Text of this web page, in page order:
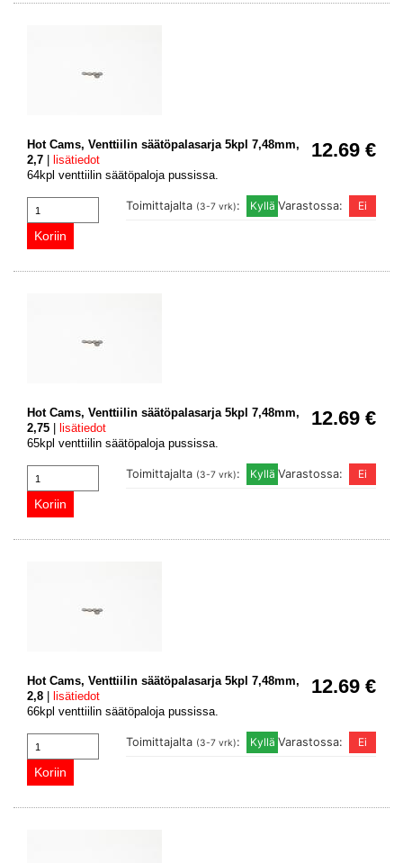
12.69 €
Hot Cams, Venttiilin säätöpalasarja 5kpl 7,48mm,
2,7
lisätiedot
64kpl venttiilin säätöpaloja pussissa.
Varastossa:
Toimittajalta (3-7 vrk):
12.69 €
Hot Cams, Venttiilin säätöpalasarja 5kpl 7,48mm,
2,75
lisätiedot
65kpl venttiilin säätöpaloja pussissa.
Varastossa:
Toimittajalta (3-7 vrk):
12.69 €
Hot Cams, Venttiilin säätöpalasarja 5kpl 7,48mm,
2,8
lisätiedot
66kpl venttiilin säätöpaloja pussissa.
Varastossa:
Toimittajalta (3-7 vrk):